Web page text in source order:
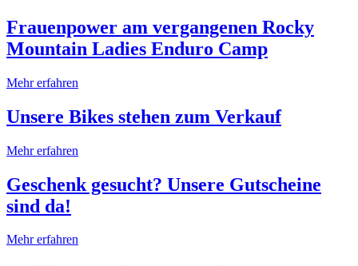
Frauenpower am vergangenen Rocky
Mountain Ladies Enduro Camp
Mehr erfahren
Unsere Bikes stehen zum Verkauf
Mehr erfahren
Geschenk gesucht? Unsere Gutscheine
sind da!
Mehr erfahren